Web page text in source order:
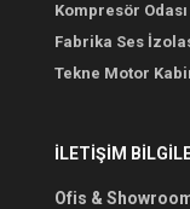
Kompresör
Fabrika Ses
Tekne Motor
İLETİŞİM
Ofis &